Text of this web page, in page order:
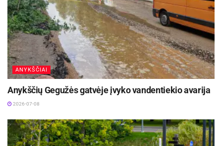
ANYKŠČIAI
Anykščių Gegužės gatvėje įvyko vandentiekio avarija
2026-07-08